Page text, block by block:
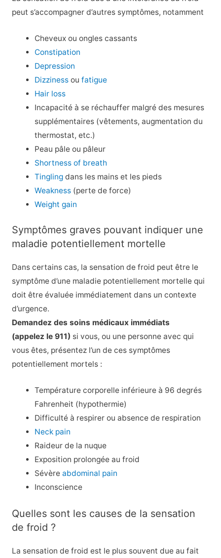
peut s’accompagner d’autres symptômes, notamment
Cheveux ou ongles cassants
Constipation
Depression
Dizziness oufatigue
Hair loss
Incapacité à se réchauffer malgré des mesures
supplémentaires (vêtements, augmentation du
thermostat, etc.)
Peau pâle ou pâleur
Shortness of breath
Tingling dans les mains et les pieds
Weakness (perte de force)
Weight gain
Symptômes graves pouvant indiquer une
maladie potentiellement mortelle
Dans certains cas, la sensation de froid peut être le
symptôme d’une maladie potentiellement mortelle qui
doit être évaluée immédiatement dans un contexte
d’urgence.
Demandez des soins médicaux immédiats
(appelez le 911) si vous, ou une personne avec qui
vous êtes, présentez l’un de ces symptômes
potentiellement mortels :
Température corporelle inférieure à 96 degrés
Fahrenheit (hypothermie)
Difficulté à respirer ou absence de respiration
Neck pain
Raideur de la nuque
Exposition prolongée au froid
Sévèreabdominal pain
Inconscience
Quelles sont les causes de la sensation
de froid ?
La sensation de froid est le plus souvent due au fait